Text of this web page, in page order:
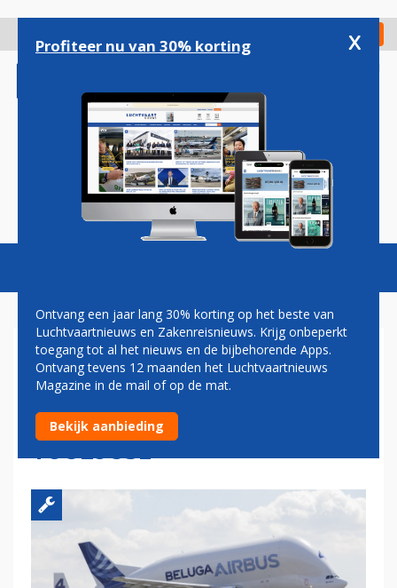
gaan
Check in
Magazine Podcasts Vacatures
GEPENSIONEERDE AIRBUS
BELUGA NIEUWSTE
PRONKSTUK VAN MUSEUM
TOULOUSE
Profiteer nu van 30% korting x
Ontvang een jaar lang 30% korting op het beste van
Luchtvaartnieuws en Zakenreisnieuws. Krijg onbeperkt
toegang tot al het nieuws en de bijbehorende Apps.
Ontvang tevens 12 maanden het Luchtvaartnieuws
Magazine in de mail of op de mat.
Bekijk aanbieding